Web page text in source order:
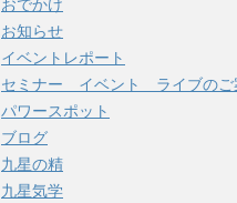
おでかけ
お知らせ
イベントレポート
セミナー イベント ライブのご
パワースポット
ブログ
九星の精
九星気学